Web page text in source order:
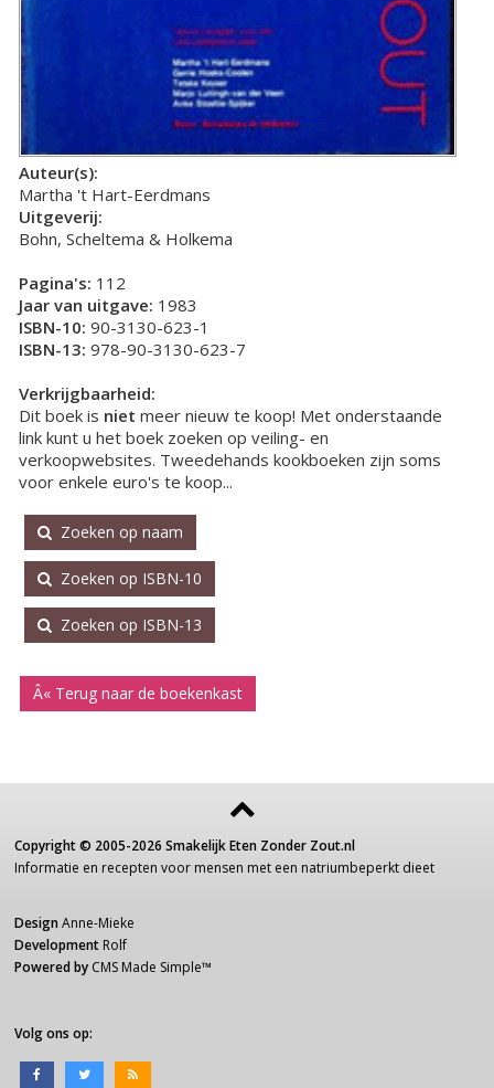
Auteur(s):
Martha 't Hart-Eerdmans
Uitgeverij:
Bohn, Scheltema & Holkema
Pagina's: 112
Jaar van uitgave: 1983
ISBN-10: 90-3130-623-1
ISBN-13: 978-90-3130-623-7
Verkrijgbaarheid:
Dit boek is niet meer nieuw te koop! Met onderstaande
link kunt u het boek zoeken op veiling- en
verkoopwebsites. Tweedehands kookboeken zijn soms
voor enkele euro's te koop...
Zoeken op naam
Zoeken op ISBN-10
Zoeken op ISBN-13
Â« Terug naar de boekenkast
Copyright © 2005-2026 Smakelijk Eten Zonder Zout.nl
Informatie en recepten voor mensen met een natriumbeperkt dieet
Design Anne-Mieke
Development Rolf
Powered by CMS Made Simple™
Volg ons op: